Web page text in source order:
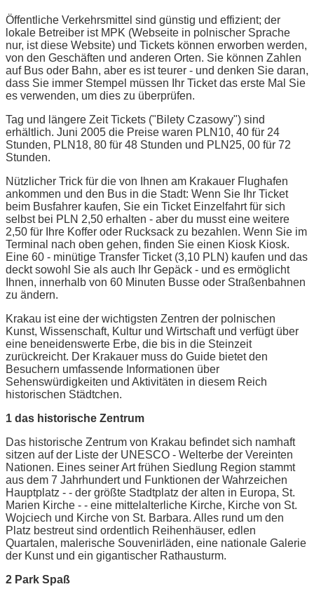
Öffentliche Verkehrsmittel sind günstig und effizient; der
lokale Betreiber ist MPK (Webseite in polnischer Sprache
nur, ist diese Website) und Tickets können erworben werden,
von den Geschäften und anderen Orten. Sie können Zahlen
auf Bus oder Bahn, aber es ist teurer - und denken Sie daran,
dass Sie immer Stempel müssen Ihr Ticket das erste Mal Sie
es verwenden, um dies zu überprüfen.
Tag und längere Zeit Tickets ("Bilety Czasowy") sind
erhältlich. Juni 2005 die Preise waren PLN10, 40 für 24
Stunden, PLN18, 80 für 48 Stunden und PLN25, 00 für 72
Stunden.
Nützlicher Trick für die von Ihnen am Krakauer Flughafen
ankommen und den Bus in die Stadt: Wenn Sie Ihr Ticket
beim Busfahrer kaufen, Sie ein Ticket Einzelfahrt für sich
selbst bei PLN 2,50 erhalten - aber du musst eine weitere
2,50 für Ihre Koffer oder Rucksack zu bezahlen. Wenn Sie im
Terminal nach oben gehen, finden Sie einen Kiosk Kiosk.
Eine 60 - minütige Transfer Ticket (3,10 PLN) kaufen und das
deckt sowohl Sie als auch Ihr Gepäck - und es ermöglicht
Ihnen, innerhalb von 60 Minuten Busse oder Straßenbahnen
zu ändern.
Krakau ist eine der wichtigsten Zentren der polnischen
Kunst, Wissenschaft, Kultur und Wirtschaft und verfügt über
eine beneidenswerte Erbe, die bis in die Steinzeit
zurückreicht. Der Krakauer muss do Guide bietet den
Besuchern umfassende Informationen über
Sehenswürdigkeiten und Aktivitäten in diesem Reich
historischen Städtchen.
1 das historische Zentrum
Das historische Zentrum von Krakau befindet sich namhaft
sitzen auf der Liste der UNESCO - Welterbe der Vereinten
Nationen. Eines seiner Art frühen Siedlung Region stammt
aus dem 7 Jahrhundert und Funktionen der Wahrzeichen
Hauptplatz - - der größte Stadtplatz der alten in Europa, St.
Marien Kirche - - eine mittelalterliche Kirche, Kirche von St.
Wojciech und Kirche von St. Barbara. Alles rund um den
Platz bestreut sind ordentlich Reihenhäuser, edlen
Quartalen, malerische Souvenirläden, eine nationale Galerie
der Kunst und ein gigantischer Rathausturm.
2 Park Spaß